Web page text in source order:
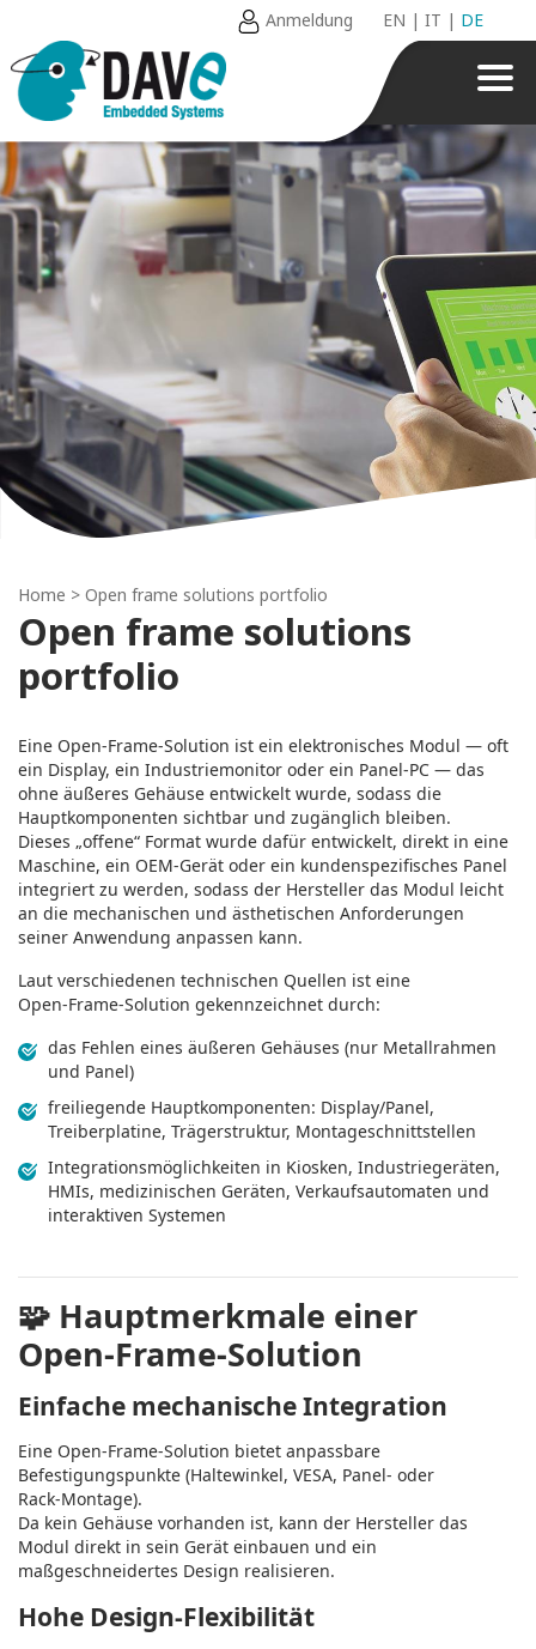
Anmeldung EN |IT | DE
Home > Open frame solutions portfolio
Open frame solutions
portfolio
Eine Open‑Frame‑Solution ist ein elektronisches Modul — oft
ein Display, ein Industriemonitor oder ein Panel‑PC — das
ohne äußeres Gehäuse entwickelt wurde, sodass die
Hauptkomponenten sichtbar und zugänglich bleiben.
Dieses „offene“ Format wurde dafür entwickelt, direkt in eine
Maschine, ein OEM‑Gerät oder ein kundenspezifisches Panel
integriert zu werden, sodass der Hersteller das Modul leicht
an die mechanischen und ästhetischen Anforderungen
seiner Anwendung anpassen kann.
Laut verschiedenen technischen Quellen ist eine
Open‑Frame‑Solution gekennzeichnet durch:
das Fehlen eines äußeren Gehäuses (nur Metallrahmen
und Panel)
freiliegende Hauptkomponenten: Display/Panel,
Treiberplatine, Trägerstruktur, Montageschnittstellen
Integrationsmöglichkeiten in Kiosken, Industriegeräten,
HMIs, medizinischen Geräten, Verkaufsautomaten und
interaktiven Systemen
🧩 Hauptmerkmale einer
Open‑Frame‑Solution
Einfache mechanische Integration
Eine Open‑Frame‑Solution bietet anpassbare
Befestigungspunkte (Haltewinkel, VESA, Panel‑ oder
Rack‑Montage).
Da kein Gehäuse vorhanden ist, kann der Hersteller das
Modul direkt in sein Gerät einbauen und ein
maßgeschneidertes Design realisieren.
Hohe Design‑Flexibilität